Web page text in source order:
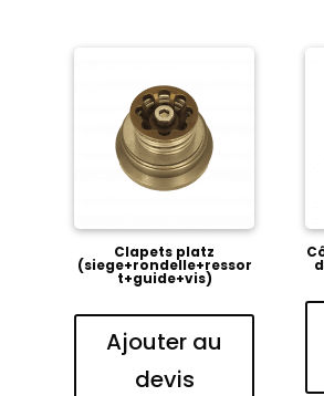
Clapets platz
(siege+rondelle+ressor
t+guide+vis)
Ajouter au
devis